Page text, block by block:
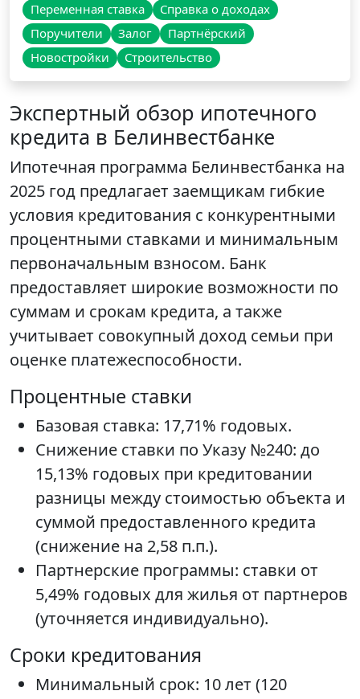
Переменная ставка
Справка о доходах
Поручители
Залог
Партнёрский
Новостройки
Строительство
Экспертный обзор ипотечного
кредита в Белинвестбанке
Ипотечная программа Белинвестбанка на
2025 год предлагает заемщикам гибкие
условия кредитования с конкурентными
процентными ставками и минимальным
первоначальным взносом. Банк
предоставляет широкие возможности по
суммам и срокам кредита, а также
учитывает совокупный доход семьи при
оценке платежеспособности.
Процентные ставки
Базовая ставка: 17,71% годовых.
Снижение ставки по Указу №240: до
15,13% годовых при кредитовании
разницы между стоимостью объекта и
суммой предоставленного кредита
(снижение на 2,58 п.п.).
Партнерские программы: ставки от
5,49% годовых для жилья от партнеров
(уточняется индивидуально).
Сроки кредитования
Минимальный срок: 10 лет (120